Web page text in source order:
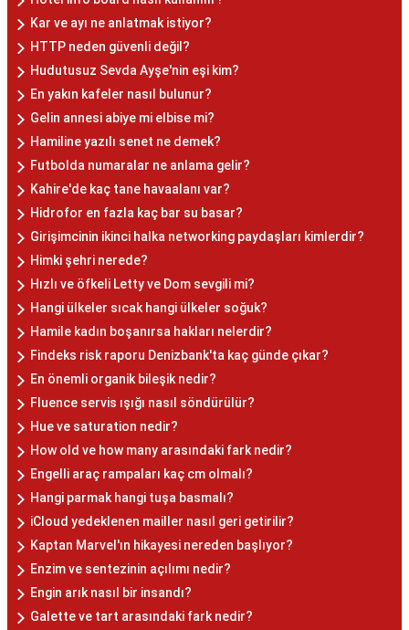
Kar ve ayı ne anlatmak istiyor?
HTTP neden güvenli değil?
Hudutusuz Sevda Ayşe'nin eşi kim?
En yakın kafeler nasıl bulunur?
Gelin annesi abiye mi elbise mi?
Hamiline yazılı senet ne demek?
Futbolda numaralar ne anlama gelir?
Kahire'de kaç tane havaalanı var?
Hidrofor en fazla kaç bar su basar?
Girişimcinin ikinci halka networking paydaşları kimlerdir?
Himki şehri nerede?
Hızlı ve öfkeli Letty ve Dom sevgili mi?
Hangi ülkeler sıcak hangi ülkeler soğuk?
Hamile kadın boşanırsa hakları nelerdir?
Findeks risk raporu Denizbank'ta kaç günde çıkar?
En önemli organik bileşik nedir?
Fluence servis ışığı nasıl söndürülür?
Hue ve saturation nedir?
How old ve how many arasındaki fark nedir?
Engelli araç rampaları kaç cm olmalı?
Hangi parmak hangi tuşa basmalı?
iCloud yedeklenen mailler nasıl geri getirilir?
Kaptan Marvel'ın hikayesi nereden başlıyor?
Enzim ve sentezinin açılımı nedir?
Engin arık nasıl bir insandı?
Galette ve tart arasındaki fark nedir?